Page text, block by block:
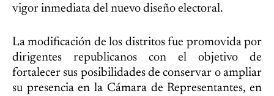
vigor inmediata del nuevo diseño electoral.
La modificación de los distritos fue promovida por
dirigentes republicanos con el objetivo de
fortalecer sus posibilidades de conservar o ampliar
su presencia en la Cámara de Representantes, en